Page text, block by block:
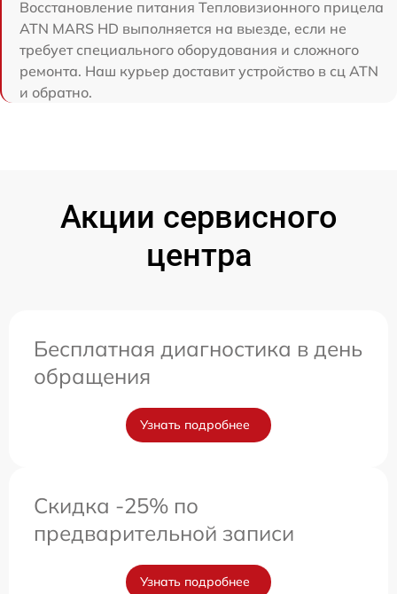
Восстановление питания Тепловизионного прицела
ATN MARS HD выполняется на выезде, если не
требует специального оборудования и сложного
ремонта. Наш курьер доставит устройство в сц ATN
и обратно.
Акции сервисного
центра
Бесплатная диагностика в день
обращения
Узнать подробнее
Скидка -25% по
предварительной записи
Узнать подробнее